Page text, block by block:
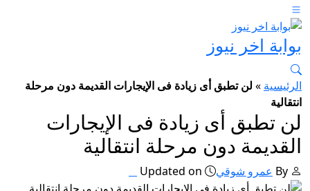
بوابة اخر نيوز
الرئيسية » لن تطبق أى زيادة فى الإيجارات القديمة دون مرحلة
انتقالية
لن تطبق أى زيادة فى الإيجارات
القديمة دون مرحلة انتقالية
By عمرو شوقي Updated on